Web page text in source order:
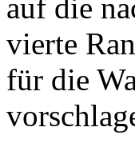
auf die
vierte
für die